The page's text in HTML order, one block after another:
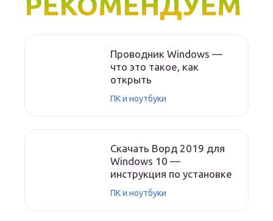
Проводник Windows —
что это такое, как
открыть
ПК и ноутбуки
Скачать Ворд 2019 для
Windows 10 —
инструкция по установке
ПК и ноутбуки